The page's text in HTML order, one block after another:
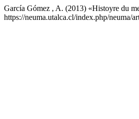
García Gómez , A. (2013) «Histoyre du
https://neuma.utalca.cl/index.php/neuma/